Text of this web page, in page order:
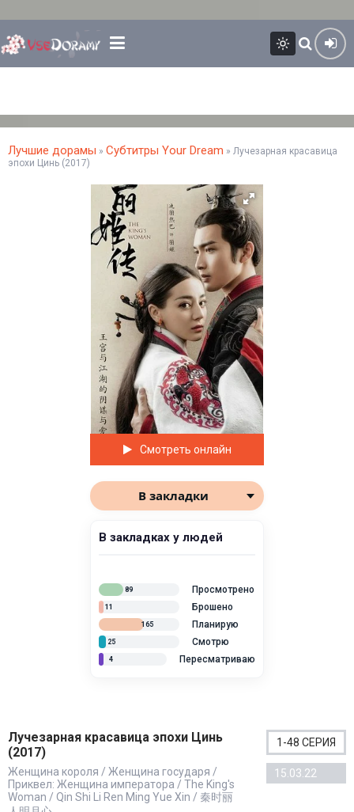
Лучшие дорамы » Субтитры Your Dream » Лучезарная красавица
эпохи Цинь (2017)
Смотреть онлайн
В закладки
В закладках у людей
Просмотрено
89
Брошено
11
Планирую
165
Смотрю
25
Пересматриваю
4
Лучезарная красавица эпохи Цинь
(2017)
Женщина короля / Женщина государя /
Приквел: Женщина императора / The King's
Woman / Qin Shi Li Ren Ming Yue Xin / 秦时丽
1-48 СЕРИЯ
15.03.22